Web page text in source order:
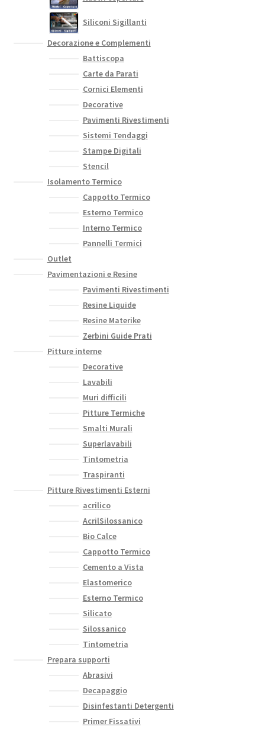
Siliconi Sigillanti
Decorazione e Complementi
Battiscopa
Carte da Parati
Cornici Elementi
Decorative
Pavimenti Rivestimenti
Sistemi Tendaggi
Stampe Digitali
Stencil
Isolamento Termico
Cappotto Termico
Esterno Termico
Interno Termico
Pannelli Termici
Outlet
Pavimentazioni e Resine
Pavimenti Rivestimenti
Resine Liquide
Resine Materike
Zerbini Guide Prati
Pitture interne
Decorative
Lavabili
Muri difficili
Pitture Termiche
Smalti Murali
Superlavabili
Tintometria
Traspiranti
Pitture Rivestimenti Esterni
acrilico
AcrilSilossanico
Bio Calce
Cappotto Termico
Cemento a Vista
Elastomerico
Esterno Termico
Silicato
Silossanico
Tintometria
Prepara supporti
Abrasivi
Decapaggio
Disinfestanti Detergenti
Primer Fissativi